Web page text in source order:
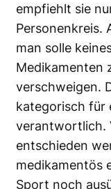
empfiehlt sie
Personenkreis.
man solle
Medikamenten
verschweigen.
kategorisch für
verantwortlich.
entschieden
medikamentös
Sport noch